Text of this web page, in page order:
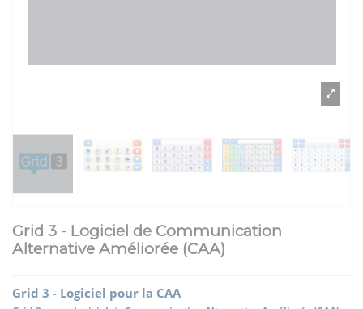
Grid 3 - Logiciel de Communication
Alternative Améliorée (CAA)
Grid 3 - Logiciel pour la CAA